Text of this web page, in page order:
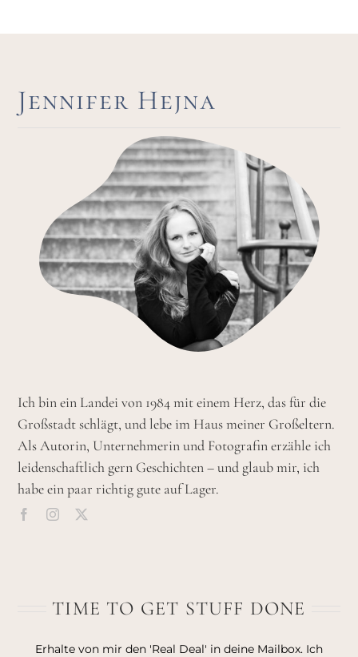
Jennifer Hejna
Ich bin ein Landei von 1984 mit einem Herz, das für die
Großstadt schlägt, und lebe im Haus meiner Großeltern.
Als Autorin, Unternehmerin und Fotografin erzähle ich
leidenschaftlich gern Geschichten – und glaub mir, ich
habe ein paar richtig gute auf Lager.
TIME TO GET STUFF DONE
Erhalte von mir den 'Real Deal' in deine Mailbox. Ich